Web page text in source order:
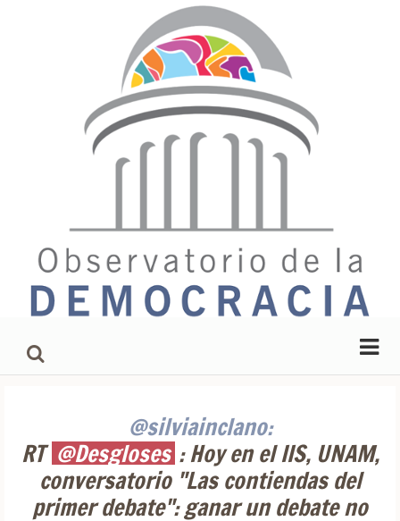
@silviainclano:
RT @Desgloses : Hoy en el IIS, UNAM,
conversatorio "Las contiendas del
primer debate": ganar un debate no